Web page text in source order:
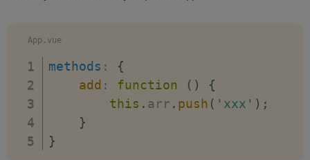
App.vue
methods :
{
add : function ( )
{
this . arr . push ( 'xxx' ) ;
}
}